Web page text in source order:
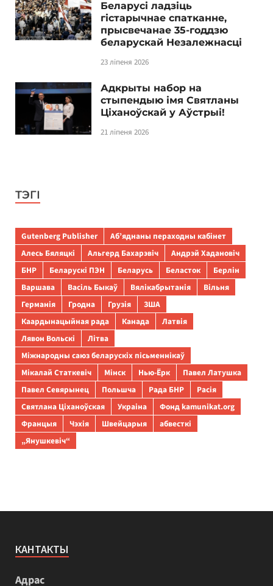
Беларусі ладзіць
гістарычнае спатканне,
прысвечанае 35-годдзю
беларускай Незалежнасці
23 ліпеня 2026
Адкрыты набор на
стыпендыю імя Святланы
Ціханоўскай у Аўстрыі!
21 ліпеня 2026
ТЭГІ
Gutenberg Publisher
Аб’яднаны пераходны кабінет
Алесь Бяляцкі
Альгерд Бахарэвіч
Андрэй Хадановіч
БНР
Беларускі ПЭН Беларусь Беласток
Берлін
Варшава
Васіль Быкаў Вялікабрытанія
Вільня
Германія
Гродна Грузія
ЗША
Каардынацыйная рада
Канада
Латвія
Лявон Вольскі
Літва
Міжнародны саюз беларускіх пісьменнікаў
Мікалай Статкевіч
Мінск Нью-Ёрк
Павел Латушка
Павел Севярынец
Польшча Рада БНР
Расія
Святлана Ціханоўская
Украіна
Фонд kamunikat.org
Францыя
Чэхія Швейцарыя
абвесткі
„Янушкевіч“
КАНТАКТЫ
Адрас